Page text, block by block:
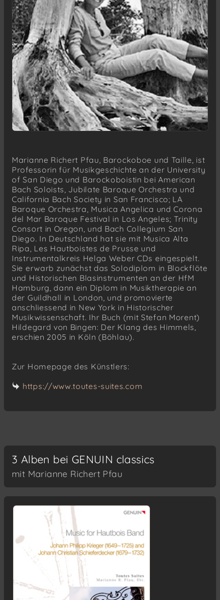
Marianne Richert Pfau, Barockoboe und Taille, ist
Professorin für Musikgeschichte an der University
of San Diego und Barockoboistin bei American
Bach Soloists, Jubilate Baroque Orchestra und
California Bach Society in San Francisco; LA
Baroque Orchestra, Musica Angelica und Corona
del Mar Baroque Festival in Los Angeles; Trinity
Consort in Oregon, und Bach Collegium San
Diego. In Deutschland hat sie mit Musica Alta
Ripa, Les Hautboistes de Prusse und
Instrumentalkreis Helga Weber CDs eingespielt.
Sie erwarb zunächst das Solodiplom in Blockflöte
und Historischen Blasinstrumenten an der HfM
Hamburg, dann ein Diplom in Musiktherapie an
der Guildhall in London, und promovierte
anschliessend in New York in Historischer
Musikwissenschaft. Ihr Buch (mit Stefan Morent)
Hildegard von Bingen: Der Klang des Himmels,
erschien 2005 in Köln (Böhlau).
Zur Homepage des Künstlers:
https://www.toutes-suites.com
3 Alben bei GENUIN classics
mit Marianne Richert Pfau